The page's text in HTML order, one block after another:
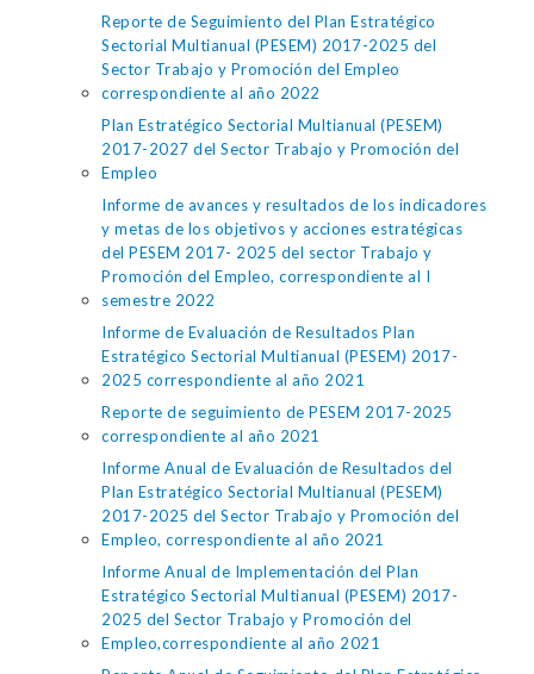
Reporte de Seguimiento del Plan Estratégico
Sectorial Multianual (PESEM) 2017-2025 del
Sector Trabajo y Promoción del Empleo
correspondiente al año 2022
Plan Estratégico Sectorial Multianual (PESEM)
2017-2027 del Sector Trabajo y Promoción del
Empleo
Informe de avances y resultados de los indicadores
y metas de los objetivos y acciones estratégicas
del PESEM 2017- 2025 del sector Trabajo y
Promoción del Empleo, correspondiente al I
semestre 2022
Informe de Evaluación de Resultados Plan
Estratégico Sectorial Multianual (PESEM) 2017-
2025 correspondiente al año 2021
Reporte de seguimiento de PESEM 2017-2025
correspondiente al año 2021
Informe Anual de Evaluación de Resultados del
Plan Estratégico Sectorial Multianual (PESEM)
2017-2025 del Sector Trabajo y Promoción del
Empleo, correspondiente al año 2021
Informe Anual de Implementación del Plan
Estratégico Sectorial Multianual (PESEM) 2017-
2025 del Sector Trabajo y Promoción del
Empleo,correspondiente al año 2021